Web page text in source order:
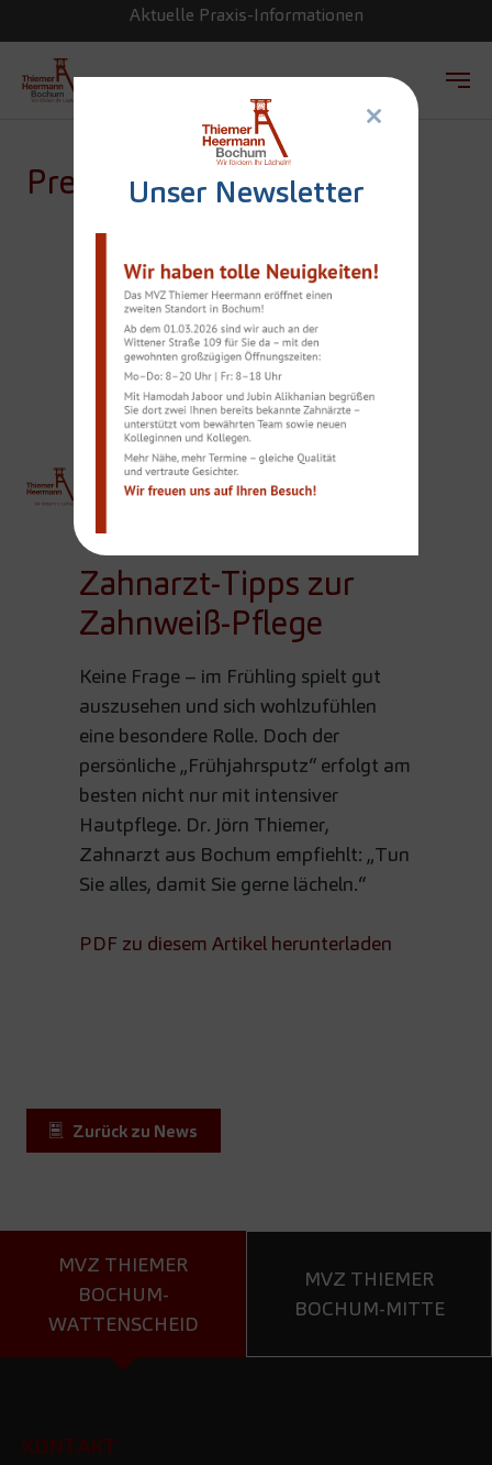
Zum Hauptinhalt springen
Aktuelle Praxis-Informationen
Unser Newsletter
×
Presse
ZAHNARZT-TIPPS
ZUR ZAHNWEISS-P
FLEGE
THIEMER
Team
Zahnarzt-Tipps zur
Zahnweiß-Pflege
Keine Frage – im Frühling spielt gut
auszusehen und sich wohlzufühlen
eine besondere Rolle. Doch der
persönliche „Frühjahrsputz“ erfolgt am
besten nicht nur mit intensiver
Hautpflege. Dr. Jörn Thiemer,
Zahnarzt aus Bochum empfiehlt: „Tun
Sie alles, damit Sie gerne lächeln.“
PDF zu diesem Artikel herunterladen
Zurück zu News
MVZ THIEMER
BOCHUM-
WATTENSCHEID
MVZ THIEMER
BOCHUM-MITTE
KONTAKT